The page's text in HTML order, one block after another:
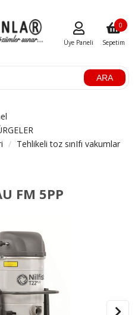
ARA
Üye Paneli Sepetim
0
Tehlikeli toz sınIfı vakumlar
FM 5PP